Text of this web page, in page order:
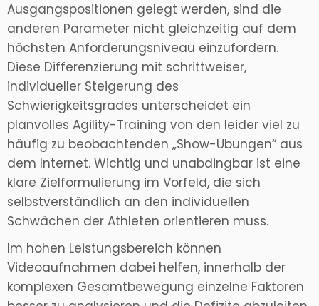
Ausgangspositionen gelegt werden, sind die
anderen Parameter nicht gleichzeitig auf dem
höchsten Anforderungsniveau einzufordern.
Diese Differenzierung mit schrittweiser,
individueller Steigerung des
Schwierigkeitsgrades unterscheidet ein
planvolles Agility-Training von den leider viel zu
häufig zu beobachtenden „Show-Übungen“ aus
dem Internet. Wichtig und unabdingbar ist eine
klare Zielformulierung im Vorfeld, die sich
selbstverständlich an den individuellen
Schwächen der Athleten orientieren muss.
Im hohen Leistungsbereich können
Videoaufnahmen dabei helfen, innerhalb der
komplexen Gesamtbewegung einzelne Faktoren